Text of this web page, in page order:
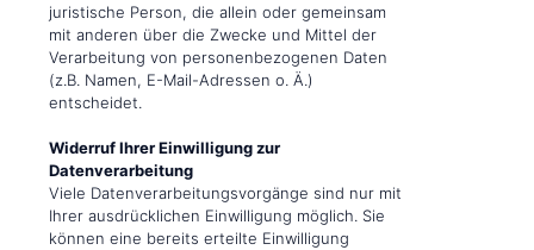
juristische Person, die allein oder gemeinsam
mit anderen über die Zwecke und Mittel der
Verarbeitung von personenbezogenen Daten
(z.B. Namen, E-Mail-Adressen o. Ä.)
entscheidet.
Widerruf Ihrer Einwilligung zur
Datenverarbeitung
Viele Datenverarbeitungsvorgänge sind nur mit
Ihrer ausdrücklichen Einwilligung möglich. Sie
können eine bereits erteilte Einwilligung